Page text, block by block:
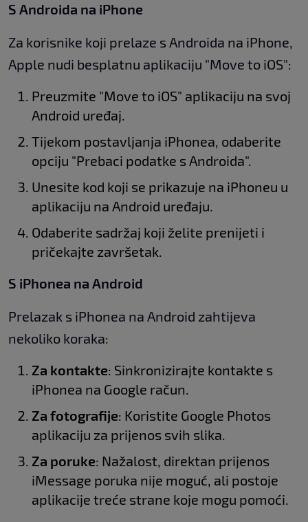
S Androida na iPhone
Za korisnike koji prelaze s Androida na iPhone,
Apple nudi besplatnu aplikaciju "Move to iOS":
Preuzmite "Move to iOS" aplikaciju na svoj
Android uređaj.
Tijekom postavljanja iPhonea, odaberite
opciju "Prebaci podatke s Androida".
Unesite kod koji se prikazuje na iPhoneu u
aplikaciju na Android uređaju.
Odaberite sadržaj koji želite prenijeti i
pričekajte završetak.
S iPhonea na Android
Prelazak s iPhonea na Android zahtijeva
nekoliko koraka:
Za kontakte: Sinkronizirajte kontakte s
iPhonea na Google račun.
Za fotografije: Koristite Google Photos
aplikaciju za prijenos svih slika.
Za poruke: Nažalost, direktan prijenos
iMessage poruka nije moguć, ali postoje
aplikacije treće strane koje mogu pomoći.